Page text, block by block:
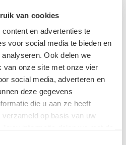
van cookies
en advertenties te
voor social media te bieden en
Ook delen we
van onze site met onze vier
social media, adverteren en
deze gegevens
die u aan ze heeft
op basis van uw